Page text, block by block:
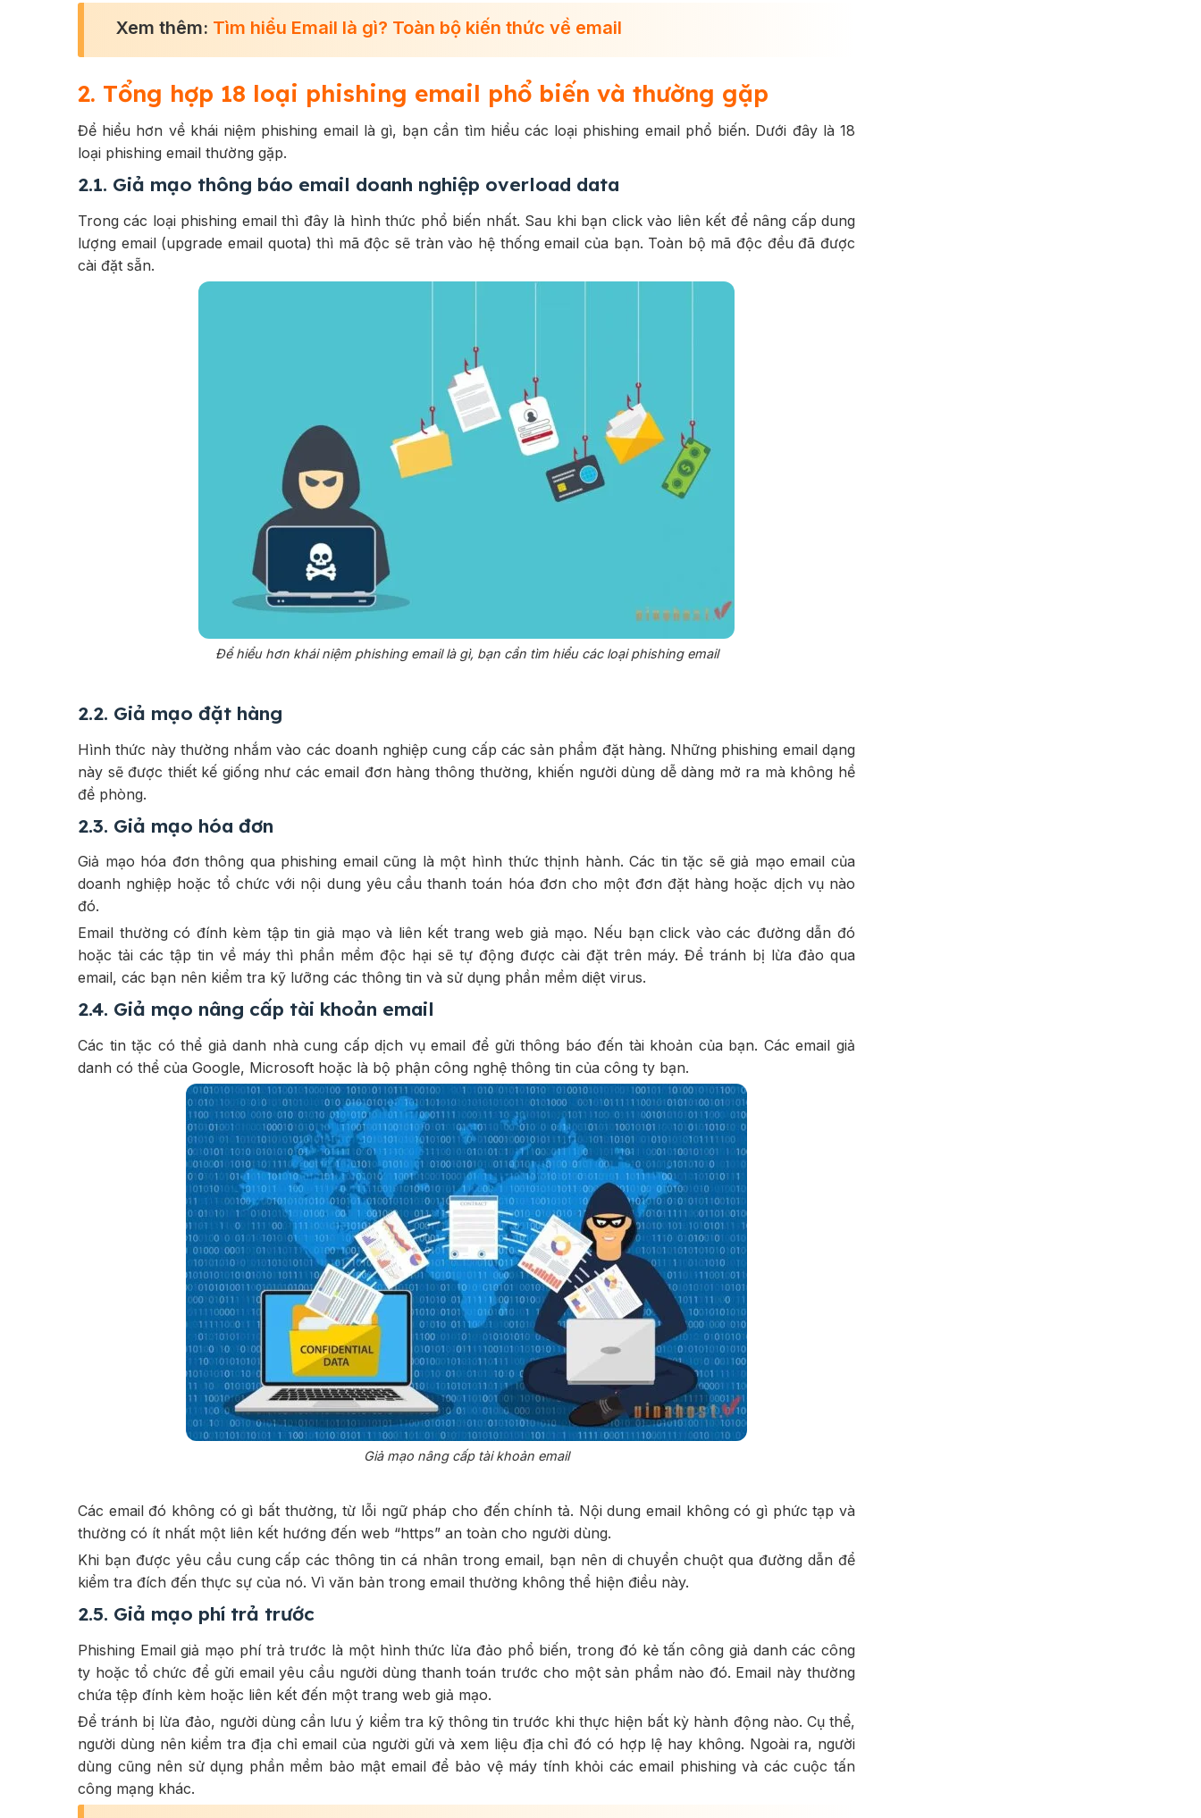
Xem thêm: Tìm hiểu Email là gì? Toàn bộ kiến thức về email
2. Tổng hợp 18 loại phishing email phổ biến và thường gặp
Để hiểu hơn về khái niệm phishing email là gì, bạn cần tìm hiểu các loại phishing email phổ biến. Dưới đây là 18
loại phishing email thường gặp.
2.1. Giả mạo thông báo email doanh nghiệp overload data
Trong các loại phishing email thì đây là hình thức phổ biến nhất. Sau khi bạn click vào liên kết để nâng cấp dung
lượng email (upgrade email quota) thì mã độc sẽ tràn vào hệ thống email của bạn. Toàn bộ mã độc đều đã được
cài đặt sẵn.
Để hiểu hơn khái niệm phishing email là gì, bạn cần tìm hiểu các loại phishing email
2.2. Giả mạo đặt hàng
Hình thức này thường nhắm vào các doanh nghiệp cung cấp các sản phẩm đặt hàng. Những phishing email dạng
này sẽ được thiết kế giống như các email đơn hàng thông thường, khiến người dùng dễ dàng mở ra mà không hề
đề phòng.
2.3. Giả mạo hóa đơn
Giả mạo hóa đơn thông qua phishing email cũng là một hình thức thịnh hành. Các tin tặc sẽ giả mạo email của
doanh nghiệp hoặc tổ chức với nội dung yêu cầu thanh toán hóa đơn cho một đơn đặt hàng hoặc dịch vụ nào
đó.
Email thường có đính kèm tập tin giả mạo và liên kết trang web giả mạo. Nếu bạn click vào các đường dẫn đó
hoặc tải các tập tin về máy thì phần mềm độc hại sẽ tự động được cài đặt trên máy. Để tránh bị lừa đảo qua
email, các bạn nên kiểm tra kỹ lưỡng các thông tin và sử dụng phần mềm diệt virus.
2.4. Giả mạo nâng cấp tài khoản email
Các tin tặc có thể giả danh nhà cung cấp dịch vụ email để gửi thông báo đến tài khoản của bạn. Các email giả
danh có thể của Google, Microsoft hoặc là bộ phận công nghệ thông tin của công ty bạn.
Giả mạo nâng cấp tài khoản email
Các email đó không có gì bất thường, từ lỗi ngữ pháp cho đến chính tả. Nội dung email không có gì phức tạp và
thường có ít nhất một liên kết hướng đến web “https” an toàn cho người dùng.
Khi bạn được yêu cầu cung cấp các thông tin cá nhân trong email, bạn nên di chuyển chuột qua đường dẫn để
kiểm tra đích đến thực sự của nó. Vì văn bản trong email thường không thể hiện điều này.
2.5. Giả mạo phí trả trước
Phishing Email giả mạo phí trả trước là một hình thức lừa đảo phổ biến, trong đó kẻ tấn công giả danh các công
ty hoặc tổ chức để gửi email yêu cầu người dùng thanh toán trước cho một sản phẩm nào đó. Email này thường
chứa tệp đính kèm hoặc liên kết đến một trang web giả mạo.
Để tránh bị lừa đảo, người dùng cần lưu ý kiểm tra kỹ thông tin trước khi thực hiện bất kỳ hành động nào. Cụ thể,
người dùng nên kiểm tra địa chỉ email của người gửi và xem liệu địa chỉ đó có hợp lệ hay không. Ngoài ra, người
dùng cũng nên sử dụng phần mềm bảo mật email để bảo vệ máy tính khỏi các email phishing và các cuộc tấn
công mạng khác.